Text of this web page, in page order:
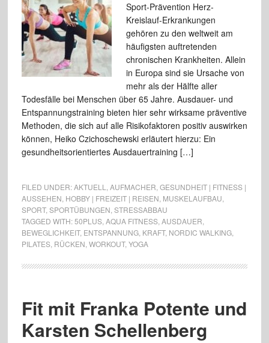
Sport-Prävention Herz-
Kreislauf-Erkrankungen
gehören zu den weltweit am
häufigsten auftretenden
chronischen Krankheiten. Allein
in Europa sind sie Ursache von
mehr als der Hälfte aller
Todesfälle bei Menschen über 65 Jahre. Ausdauer- und
Entspannungstraining bieten hier sehr wirksame präventive
Methoden, die sich auf alle Risikofaktoren positiv auswirken
können, Heiko Czichoschewski erläutert hierzu: Ein
gesundheitsorientiertes Ausdauertraining […]
FILED UNDER:AKTUELL AUFMACHER GESUNDHEIT | FITNESS |
AUSSEHEN HOBBY | FREIZEIT | REISEN MUSKELAUFBAU
SPORT, SPORTÜBUNGEN STRESSABBAU
TAGGED WITH:50PLUS, AQUA FITNESS, AUSDAUER
BEWEGLICHKEIT, ENTSPANNUNG, KRAFT, NORDIC WALKING,
PILATES, RÜCKEN WORKOUT, YOGA
Fit mit Franka Potente und
Karsten Schellenberg